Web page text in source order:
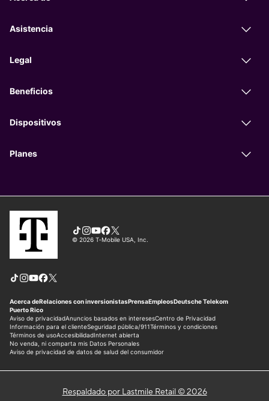
Respaldado por Lastmile Retail © 2026